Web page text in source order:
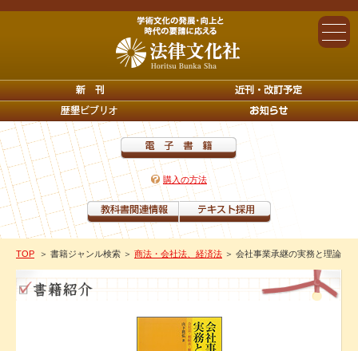
購入の方法
TOP ＞ 書籍ジャンル検索 ＞ 商法・会社法、経済法 ＞ 会社事業承継の実務と理論